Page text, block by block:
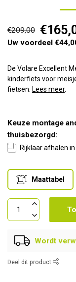
€209,00
Uw voordeel
De Volare Excellent
kinderfiets voor
fietsen. Lees meer.
Keuze montage
thuisbezorgd:
Rijklaar afhalen
Maattabel
Wordt
Deel dit product